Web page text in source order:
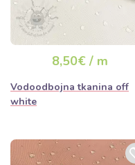
8,50€ / m
Vodoodbojna tkanina off
white